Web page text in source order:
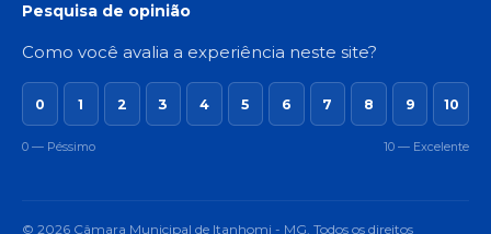
Pesquisa de opinião
Como você avalia a experiência neste site?
0 1 2 3 4 5 6 7 8 9 10
0 — Péssimo 10 — Excelente
© 2026 Câmara Municipal de Itanhomi - MG. Todos os direitos